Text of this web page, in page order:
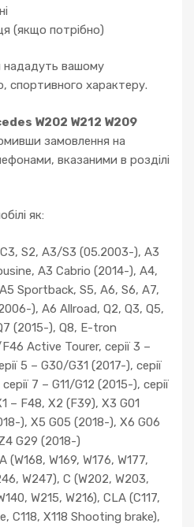
(якщо потрібно)
нададуть вашому
спортивного характеру.
W202 W212 W209
замовлення на
вказаними в розділі
як:
S2, A3/S3 (05.2003-), A3
A3 Cabrio (2014-), A4,
Sportback, S5, A6, S6, A7,
), A6 Allroad, Q2, Q3, Q5,
(2015-), Q8, E-tron
Active Tourer, серії 3 –
5 – G30/G31 (2017-), серії
7 – G11/G12 (2015-), серії
– F48, X2 (F39), X3 G01
), X5 G05 (2018-), X6 G06
G29 (2018-)
(W168, W169, W176, W177,
W247), C (W202, W203,
W215, W216), CLA (C117,
C118, X118 Shooting brake),